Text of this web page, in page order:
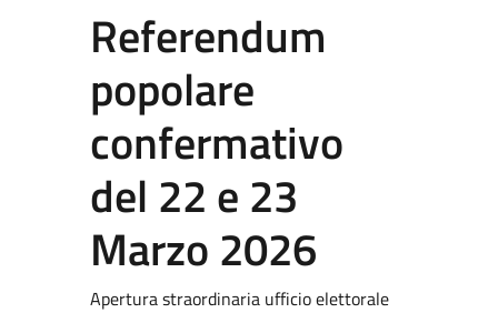
Referendum
popolare
confermativo
del 22 e 23
Marzo 2026
Apertura straordinaria ufficio elettorale